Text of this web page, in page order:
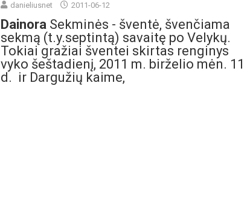
danieliusnet 2011-06-12
Dainora Sekminės - šventė, švenčiama
sekmą (t.y.septintą) savaitę po Velykų.
Tokiai gražiai šventei skirtas renginys
vyko šeštadienį, 2011 m. birželio mėn. 11
d. ir Dargužių kaime,